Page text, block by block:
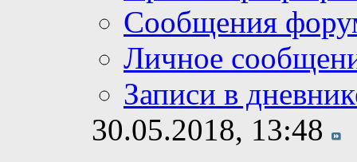
Сообщения
Личное
Записи в
30.05.2018, 13:48